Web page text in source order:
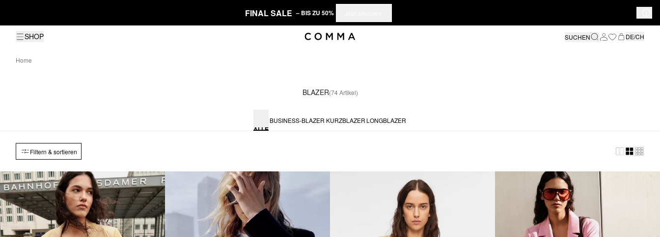
FINAL SALE – BIS ZU 50%
SHOP SUCHEN DE/CH
Home
BLAZER(74 Artikel)
ALLE
BUSINESS-BLAZER KURZBLAZER LONGBLAZER
Filtern & sortieren